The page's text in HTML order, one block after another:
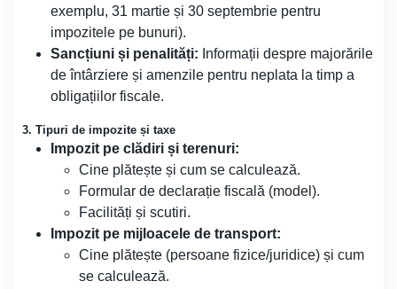
exemplu, 31 martie și 30 septembrie pentru
impozitele pe bunuri).
Sancțiuni și penalități: Informații despre majorările
de întârziere și amenzile pentru neplata la timp a
obligațiilor fiscale.
3. Tipuri de impozite și taxe
Impozit pe clădiri și terenuri:
Cine plătește și cum se calculează.
Formular de declarație fiscală (model).
Facilități și scutiri.
Impozit pe mijloacele de transport:
Cine plătește (persoane fizice/juridice) și cum
se calculează.